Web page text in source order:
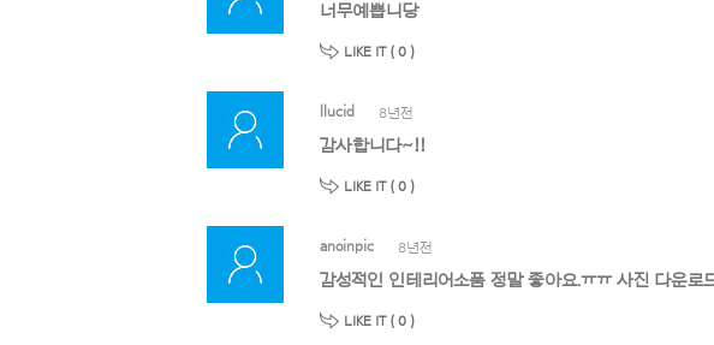
너무예쁩니당
LIKE IT ( 0 )
llucid 8년전
감사합니다~!!
LIKE IT ( 0 )
anoinpic 8년전
감성적인 인테리어소품 정말 좋아요.ㅠㅠ 사진 다운
LIKE IT ( 0 )